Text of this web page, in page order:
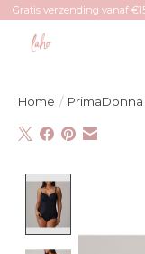
Gratis verzending vanaf
Home /